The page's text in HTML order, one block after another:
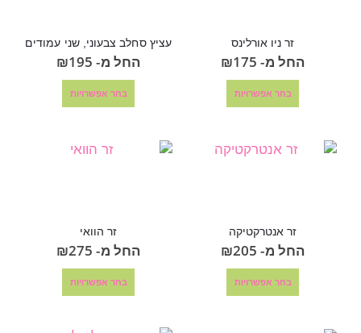
זר ניו אורלינס
החל מ- ₪175
בחר אפשרויות
עציץ סחלב צבעוני, שני עמודים
החל מ- ₪195
בחר אפשרויות
זר אנטרקטיקה
החל מ- ₪205
בחר אפשרויות
זר הוואי
החל מ- ₪275
בחר אפשרויות